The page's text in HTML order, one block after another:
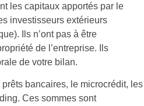
les capitaux apportés par le
investisseurs extérieurs
Ils n’ont pas à être
de l’entreprise. Ils
de votre bilan.
bancaires, le microcrédit, les
Ces sommes sont